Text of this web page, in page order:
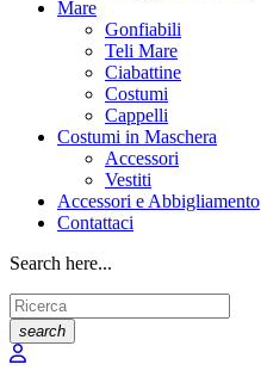
Mare
Gonfiabili
Teli Mare
Ciabattine
Costumi
Cappelli
Costumi in Maschera
Accessori
Vestiti
Accessori e Abbigliamento
Contattaci
Search here...
search